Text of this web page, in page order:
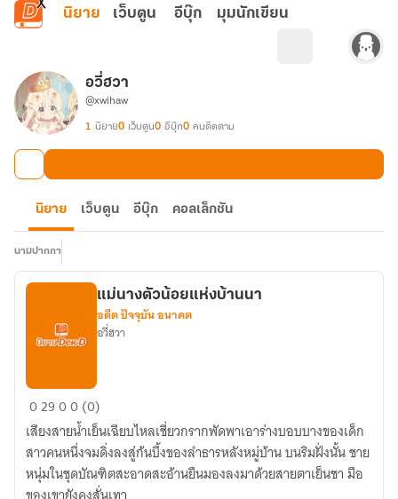
ข้ามไปยังเนื้อหาหลัก
นิยาย เว็บตูน อีบุ๊ก มุมนักเขียน
อวี่ฮวา
@xwihaw
1 นิยาย0 เว็บตูน0 อีบุ๊ก0 คนติดตาม
นิยาย เว็บตูน อีบุ๊ก คอลเล็กชัน
นามปากกา
แม่
นาง
ตัว
น้อย
แห่ง
แม่นางตัวน้อยแห่งบ้านนา
อดีต ปัจจุบัน อนาคต
อวี่ฮวา
02900 (0)
เสียงสายน้ำเย็นเฉียบไหลเชี่ยวกรากพัดพาเอาร่างบอบบางของเด็ก
สาวคนหนึ่งจมดิ่งลงสู่ก้นบึ้งของลำธารหลังหมู่บ้าน บนริมฝั่งนั้น ชาย
หนุ่มในชุดบัณฑิตสะอาดสะอ้านยืนมองลงมาด้วยสายตาเย็นชา มือ